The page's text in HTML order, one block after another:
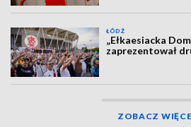
ŁÓDŹ
„Ełkaesiacka
zaprezentował
ZOBACZ